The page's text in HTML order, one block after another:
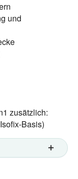
und
zusätzlich:
Basis)